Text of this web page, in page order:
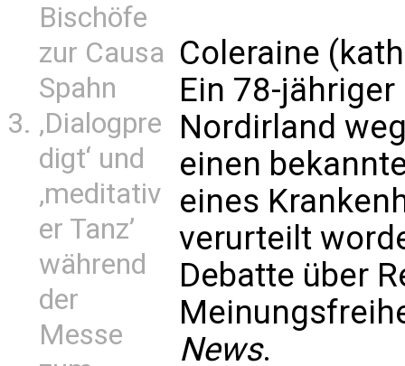
Bischöfe
zur Causa
Spahn
‚Dialogpre
digt‘ und
‚meditativ
er Tanz’
während
der
Messe
Coleraine
Ein 78-
Nordirland
einen
eines
verurteilt
Debatte über
News.